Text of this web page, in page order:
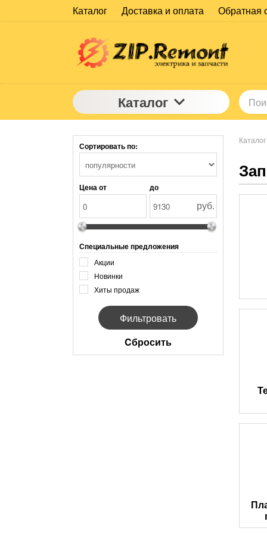
Каталог Доставка и оплата Обратная
Каталог
Сортировать по:
Цена от до
руб.
Специальные предложения
Акции
Новинки
Хиты продаж
Cбросить
Каталог